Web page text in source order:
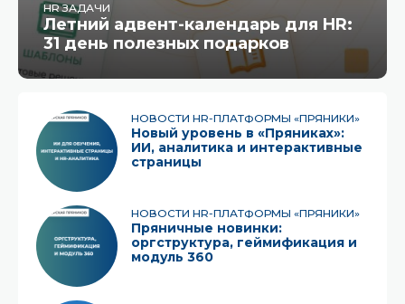
HR ЗАДАЧИ
Летний адвент-календарь для HR:
31 день полезных подарков
НОВОСТИ HR-ПЛАТФОРМЫ «ПРЯНИКИ»
Новый уровень в «Пряниках»:
ИИ, аналитика и интерактивные
страницы
НОВОСТИ HR-ПЛАТФОРМЫ «ПРЯНИКИ»
Пряничные новинки:
оргструктура, геймификация и
модуль 360